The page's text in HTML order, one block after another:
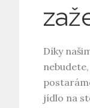
Díky
jídlo na